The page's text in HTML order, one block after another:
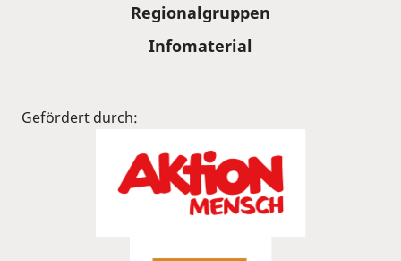
Regionalgruppen
Infomaterial
Gefördert durch: